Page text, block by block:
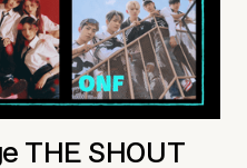
THE SHOUT